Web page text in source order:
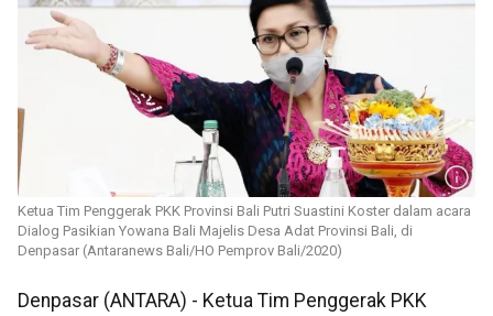
Ketua Tim Penggerak PKK Provinsi Bali Putri Suastini Koster dalam acara
Dialog Pasikian Yowana Bali Majelis Desa Adat Provinsi Bali, di
Denpasar (Antaranews Bali/HO Pemprov Bali/2020)
Denpasar (ANTARA) - Ketua Tim Penggerak PKK